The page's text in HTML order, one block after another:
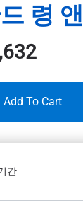
령
Add To Cart
간